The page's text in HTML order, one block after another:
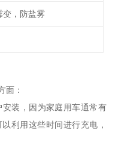
变，防盐雾
面：
装，因为家庭用车通常有
利用这些时间进行充电，